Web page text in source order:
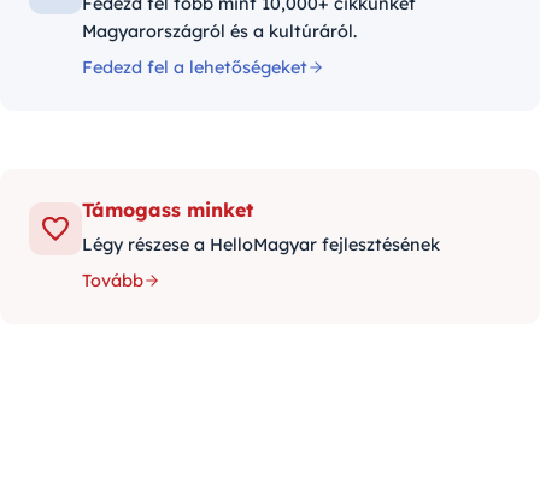
Magyarországról és a kultúráról.
Fedezd fel a lehetőségeket
Támogass minket
Légy részese a HelloMagyar fejlesztésének
Tovább